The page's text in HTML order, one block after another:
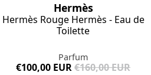
Hermès
Hermès Rouge Hermès - Eau de
Toilette
Parfum
€100,00 EUR€160,00 EUR